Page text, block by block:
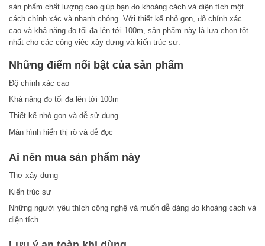
sản phẩm chất lượng cao giúp bạn đo khoảng cách và diện tích một
cách chính xác và nhanh chóng. Với thiết kế nhỏ gọn, độ chính xác
cao và khả năng đo tối đa lên tới 100m, sản phẩm này là lựa chọn tốt
nhất cho các công việc xây dựng và kiến trúc sư.
Những điểm nổi bật của sản phẩm
Độ chính xác cao
Khả năng đo tối đa lên tới 100m
Thiết kế nhỏ gọn và dễ sử dụng
Màn hình hiển thị rõ và dễ đọc
Ai nên mua sản phẩm này
Thợ xây dựng
Kiến trúc sư
Những người yêu thích công nghệ và muốn dễ dàng đo khoảng cách và
diện tích.